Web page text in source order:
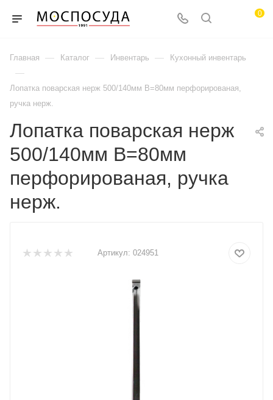
0
Главная — Каталог — Инвентарь — Кухонный инвентарь
—
Лопатка поварская нерж 500/140мм В=80мм перфорированая,
ручка нерж.
Лопатка поварская нерж
500/140мм В=80мм
перфорированая, ручка
нерж.
Артикул: 024951